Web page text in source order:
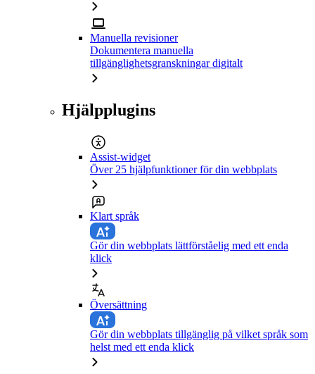
Manuella revisioner
Dokumentera manuella
tillgänglighetsgranskningar digitalt
Hjälpplugins
Assist-widget
Över 25 hjälpfunktioner för din webbplats
Klart språk
Gör din webbplats lättförståelig med ett enda
klick
Översättning
Gör din webbplats tillgänglig på vilket språk som
helst med ett enda klick